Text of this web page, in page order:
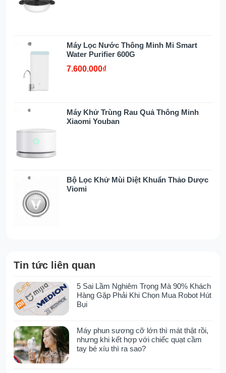
Máy Lọc Nước Thông Minh Mi Smart
Water Purifier 600G
7.600.000₫
Máy Khử Trùng Rau Quả Thông Minh
Xiaomi Youban
Bộ Lọc Khử Mùi Diệt Khuẩn Thảo Dược
Viomi
Tin tức liên quan
5 Sai Lầm Nghiêm Trọng Mà 90% Khách
Hàng Gặp Phải Khi Chọn Mua Robot Hút
Bụi
Máy phun sương cỡ lớn thì mát thật rồi,
nhưng khi kết hợp với chiếc quạt cầm
tay bé xíu thì ra sao?